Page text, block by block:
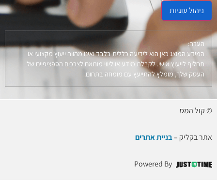
ניהול עוגיות
הערה:
המידע המוצג כאן הוא לידיעה כללית בלבד ואינו מהווה ייעוץ מקצועי או
תחליף לייעוץ אישי. לקבלת מידע או ליווי מותאם לצרכים הספציפיים של
העסק שלך, מומלץ להתייעץ עם מומחה בתחום.
© קול המס
אתר בקליק –בניית אתרים
Powered By